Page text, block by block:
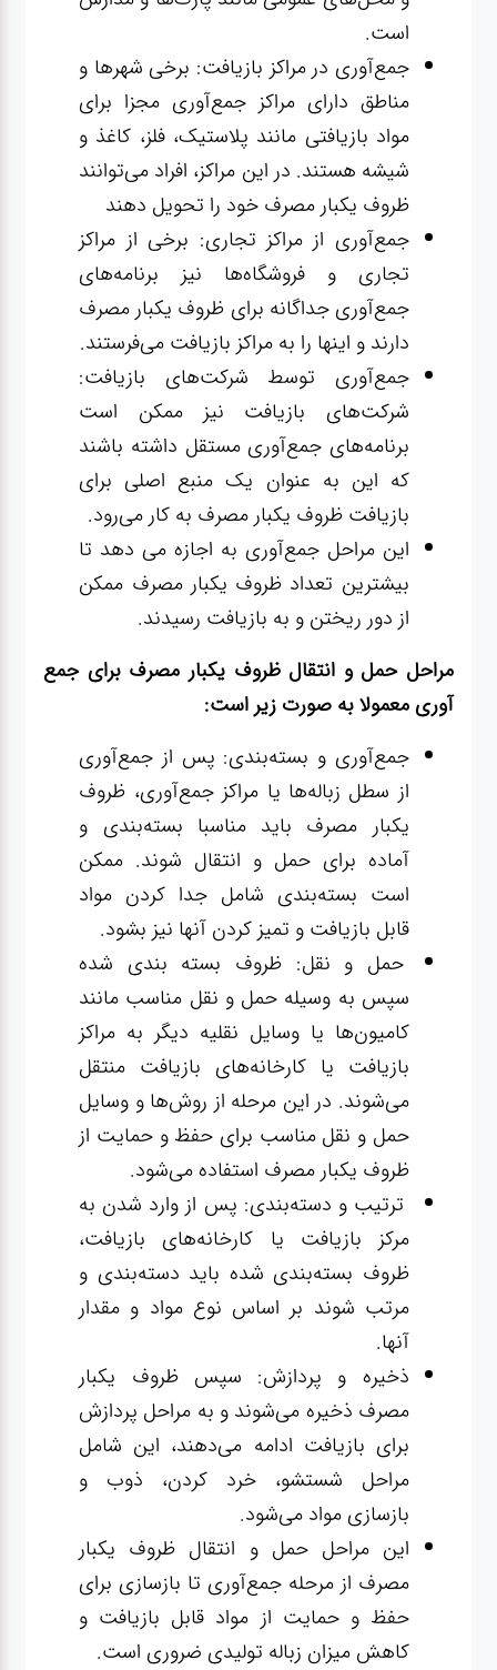
است.
جمع‌آوری در مراکز بازیافت: برخی شهرها و
مناطق دارای مراکز جمع‌آوری مجزا برای
مواد بازیافتی مانند پلاستیک، فلز، کاغذ و
شیشه هستند. در این مراکز، افراد می‌توانند
ظروف یکبار مصرف خود را تحویل دهند
جمع‌آوری از مراکز تجاری: برخی از مراکز
تجاری و فروشگاه‌ها نیز برنامه‌های
جمع‌آوری جداگانه برای ظروف یکبار مصرف
دارند و اینها را به مراکز بازیافت می‌فرستند.
جمع‌آوری توسط شرکت‌های بازیافت:
شرکت‌های بازیافت نیز ممکن است
برنامه‌های جمع‌آوری مستقل داشته باشند
که این به عنوان یک منبع اصلی برای
بازیافت ظروف یکبار مصرف به کار می‌رود.
این مراحل جمع‌آوری به اجازه می دهد تا
بیشترین تعداد ظروف یکبار مصرف ممکن
از دور ریختن و به بازیافت رسیدند.
مراحل حمل و انتقال ظروف یکبار مصرف برای جمع
آوری معمولا به صورت زیر است:
جمع‌آوری و بسته‌بندی: پس از جمع‌آوری
از سطل زباله‌ها یا مراکز جمع‌آوری، ظروف
یکبار مصرف باید مناسبا بسته‌بندی و
آماده برای حمل و انتقال شوند. ممکن
است بسته‌بندی شامل جدا کردن مواد
قابل بازیافت و تمیز کردن آنها نیز بشود.
حمل و نقل: ظروف بسته بندی شده
سپس به وسیله حمل و نقل مناسب مانند
کامیون‌ها یا وسایل نقلیه دیگر به مراکز
بازیافت یا کارخانه‌های بازیافت منتقل
می‌شوند. در این مرحله از روش‌ها و وسایل
حمل و نقل مناسب برای حفظ و حمایت از
ظروف یکبار مصرف استفاده می‌شود.
ترتیب و دسته‌بندی: پس از وارد شدن به
مرکز بازیافت یا کارخانه‌های بازیافت،
ظروف بسته‌بندی شده باید دسته‌بندی و
مرتب شوند بر اساس نوع مواد و مقدار
آنها.
ذخیره و پردازش: سپس ظروف یکبار
مصرف ذخیره می‌شوند و به مراحل پردازش
برای بازیافت ادامه می‌دهند، این شامل
مراحل شستشو، خرد کردن، ذوب و
بازسازی مواد می‌شود.
این مراحل حمل و انتقال ظروف یکبار
مصرف از مرحله جمع‌آوری تا بازسازی برای
حفظ و حمایت از مواد قابل بازیافت و
کاهش میزان زباله تولیدی ضروری است.